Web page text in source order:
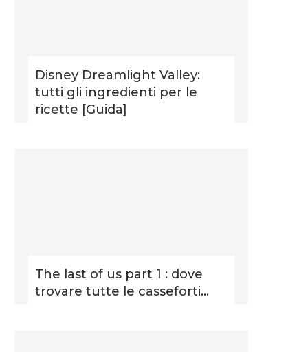
Disney Dreamlight Valley:
tutti gli ingredienti per le
ricette [Guida]
The last of us part 1 : dove
trovare tutte le casseforti...